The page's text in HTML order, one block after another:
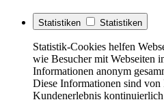
Statistiken Statistiken
Statistik-Cookies helfen
wie Besucher mit Webseiten
Informationen anonym
Diese Informationen sind
Kundenerlebnis kontinuierlich